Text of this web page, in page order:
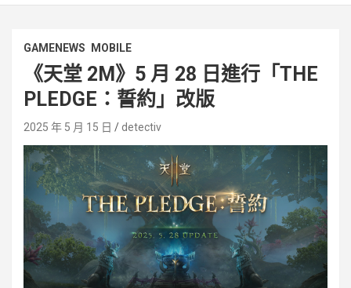
GAMENEWS MOBILE
《天堂 2M》5 月 28 日進行「THE
PLEDGE：誓約」改版
2025 年 5 月 15 日 detectiv